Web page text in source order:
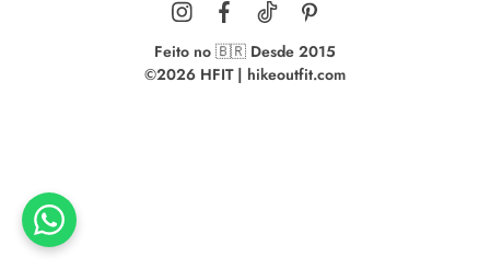
Feito no 🇧🇷 Desde 2015
©2026 HFIT | hikeoutfit.com